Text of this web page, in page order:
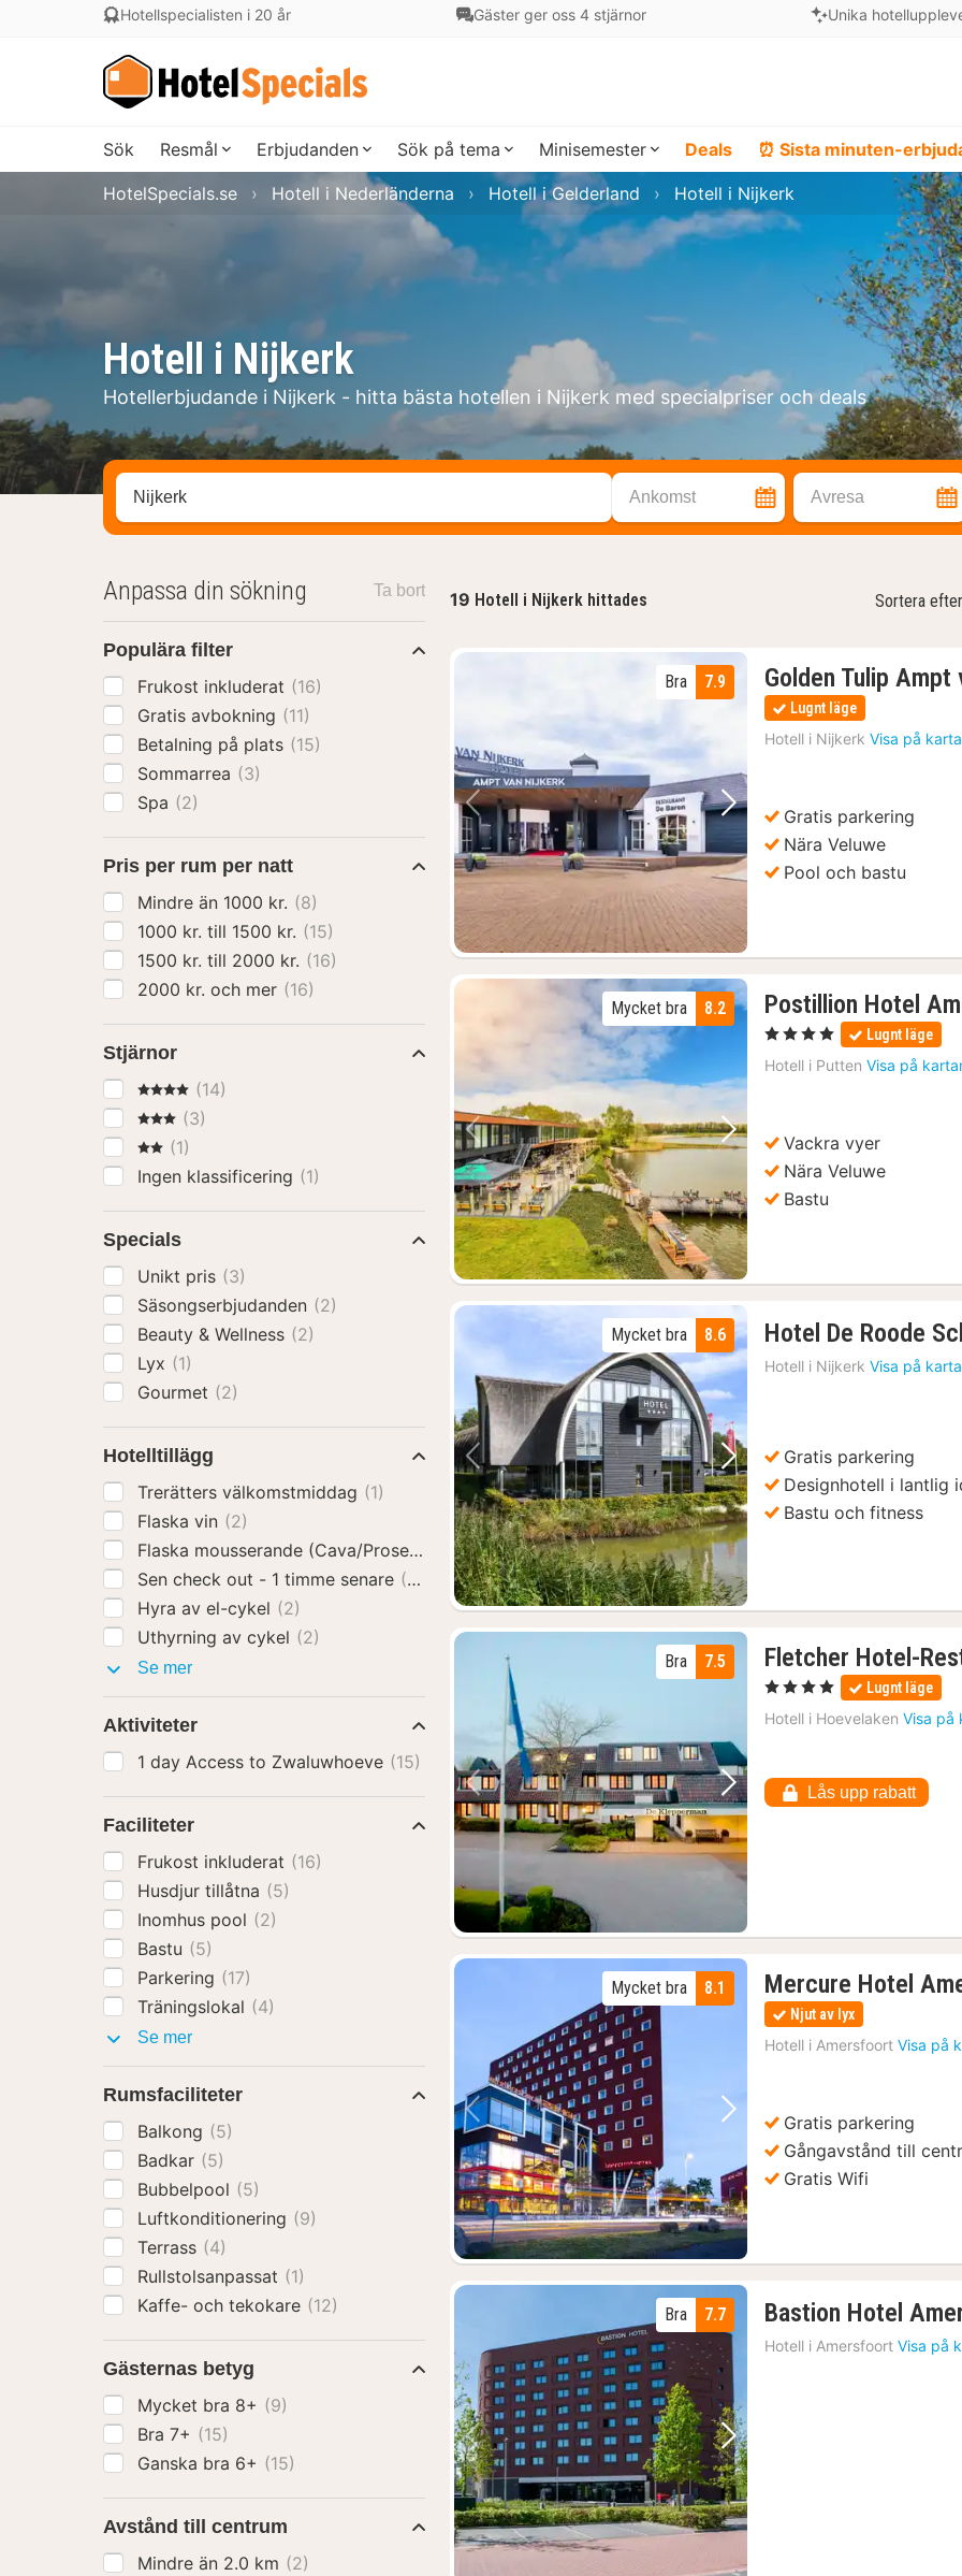
Hotellspecialisten i 20 år Gäster ger oss 4 stjärnor Unika
Sök Resmål Erbjudanden Sök på tema Minisemester Deals ⏰ Sista minuten-
Hotell i Nijkerk
Hotellerbjudande i Nijkerk - hitta bästa hotellen i Nijkerk med specialpriser och deals
HotelSpecials.se Hotell i Nederländerna Hotell i Gelderland Hotell i Nijkerk
Sök efter hotell, område eller stad Ankomst Avresa
19 Hotell i Nijkerk hittades Sortera efter
Föregående bild Nästa bild
7.9
Bra Golden Tulip Ampt
Lugnt läge
Hotell i Nijkerk Visa på
Gratis parkering
Nära Veluwe
Pool och bastu
Föregående bild Nästa bild
8.2
Mycket bra Postillion Hotel
, 4 Stjärnor Lugnt läge
Hotell i Putten Visa på
Vackra vyer
Nära Veluwe
Bastu
Föregående bild Nästa bild
8.6
Mycket bra Hotel De Roode
Hotell i Nijkerk Visa på
Gratis parkering
Designhotell i lantlig
Bastu och fitness
Föregående bild Nästa bild
7.5
Bra Fletcher Hotel-
, 4 Stjärnor Lugnt läge
Hotell i Hoevelaken Visa på
Lås upp rabatt
Föregående bild Nästa bild
8.1
Mycket bra Mercure Hotel
Njut av lyx
Hotell i Amersfoort Visa på
Gratis parkering
Gångavstånd till
Gratis Wifi
Föregående bild Nästa bild
7.7
Bra Bastion Hotel
Hotell i Amersfoort Visa på
Anpassa din sökning Ta bort
Populära filter
Frukost inkluderat (16)
Gratis avbokning (11)
Betalning på plats (15)
Sommarrea (3)
Spa (2)
Pris per rum per natt
Mindre än 1000 kr. (8)
1000 kr. till 1500 kr. (15)
1500 kr. till 2000 kr. (16)
2000 kr. och mer (16)
Stjärnor
4 Stjärnor
(14)
3 Stjärnor
(3)
2 Stjärnor
(1)
Ingen klassificering (1)
Specials
Unikt pris (3)
Säsongserbjudanden (2)
Beauty & Wellness (2)
Lyx (1)
Gourmet (2)
Hotelltillägg
Trerätters välkomstmiddag (1)
Flaska vin (2)
Flaska mousserande (Cava/Prosecco)
(2)
Sen check out - 1 timme senare (2)
Hyra av el-cykel (2)
Uthyrning av cykel (2)
Se merHotelltillägg
Aktiviteter
1 day Access to Zwaluwhoeve (15)
Faciliteter
Frukost inkluderat (16)
Husdjur tillåtna (5)
Inomhus pool (2)
Bastu (5)
Parkering (17)
Träningslokal (4)
Se merFaciliteter
Rumsfaciliteter
Balkong (5)
Badkar (5)
Bubbelpool (5)
Luftkonditionering (9)
Terrass (4)
Rullstolsanpassat (1)
Kaffe- och tekokare (12)
Gästernas betyg
Mycket bra 8+ (9)
Bra 7+ (15)
Ganska bra 6+ (15)
Avstånd till centrum
Mindre än 2.0 km (2)